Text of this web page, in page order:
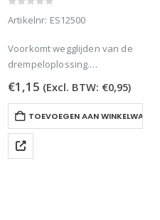
Artikelnr: ES12500
Voorkomt wegglijden van de
drempeloplossing.
Rubber antislip dopje dat aan
de onderzijde van
drempeloplossing wordt
bevestigd. De Stopper
voorkomt het wegglijden van
de drempeloplossing op het
€1,15 (Excl. BTW: €0,95)
TOEVOEGEN AAN